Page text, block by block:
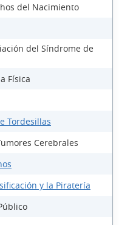
del Nacimiento
del Síndrome de
Física
Tordesillas
Cerebrales
y la Piratería